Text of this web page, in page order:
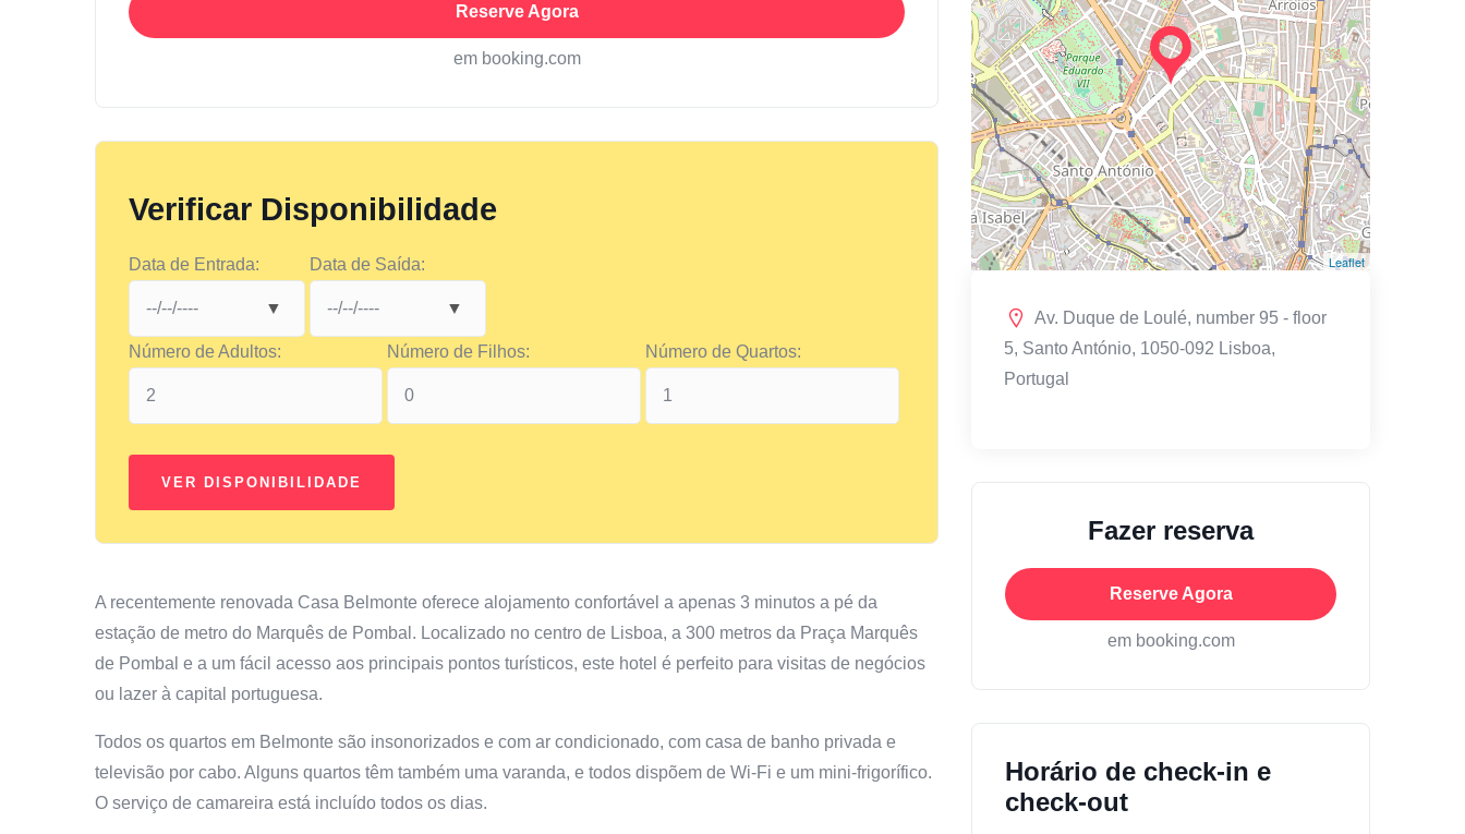
Reserve Agora
em booking.com
Verificar Disponibilidade
Data de Entrada: Data de Saída:
Número de Adultos: Número de Filhos: Número de Quartos:
A recentemente renovada Casa Belmonte oferece alojamento confortável a apenas 3 minutos a pé da
estação de metro do Marquês de Pombal. Localizado no centro de Lisboa, a 300 metros da Praça Marquês
de Pombal e a um fácil acesso aos principais pontos turísticos, este hotel é perfeito para visitas de negócios
ou lazer à capital portuguesa.
Todos os quartos em Belmonte são insonorizados e com ar condicionado, com casa de banho privada e
televisão por cabo. Alguns quartos têm também uma varanda, e todos dispõem de Wi-Fi e um mini-frigorífico.
O serviço de camareira está incluído todos os dias.
Leaflet
Av. Duque de Loulé, number 95 - floor
5, Santo António, 1050-092 Lisboa,
Portugal
Fazer reserva
Reserve Agora
em booking.com
Horário de check-in e
check-out